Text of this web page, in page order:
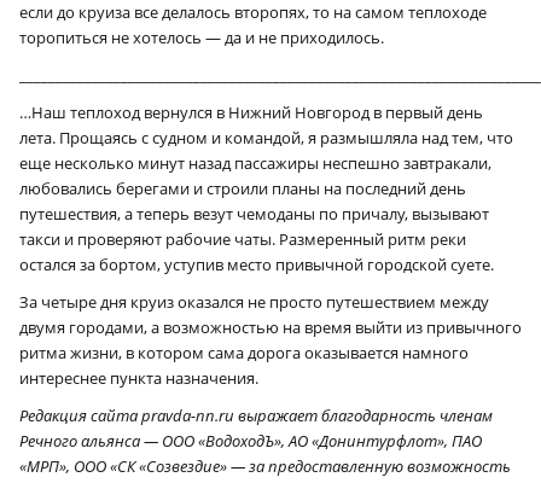
если до круиза все делалось второпях, то на самом теплоходе
торопиться не хотелось — да и не приходилось.
…Наш теплоход вернулся в Нижний Новгород в первый день
лета. Прощаясь с судном и командой, я размышляла над тем, что
еще несколько минут назад пассажиры неспешно завтракали,
любовались берегами и строили планы на последний день
путешествия, а теперь везут чемоданы по причалу, вызывают
такси и проверяют рабочие чаты. Размеренный ритм реки
остался за бортом, уступив место привычной городской суете.
За четыре дня круиз оказался не просто путешествием между
двумя городами, а возможностью на время выйти из привычного
ритма жизни, в котором сама дорога оказывается намного
интереснее пункта назначения.
Редакция сайта pravda-nn.ru выражает благодарность членам
Речного альянса — ООО «ВодоходЪ», АО «Донинтурфлот», ПАО
«МРП», ООО «СК «Созвездие» — за предоставленную возможность